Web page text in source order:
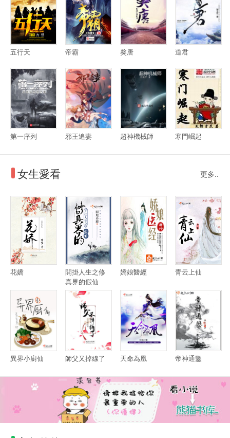
五行天 帝霸 獒唐 道君
第一序列 邪王追妻 超神機械師 寒門崛起
女生愛看 更多..
花嬌
開掛人生之修
真界的假仙
嬌娘醫經 青云上仙
異界小廚仙 師父又掉線了 天命為凰 帝神通鑒